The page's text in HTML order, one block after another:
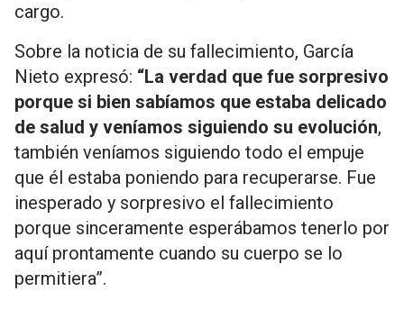
cargo.
Sobre la noticia de su fallecimiento, García
Nieto expresó: “La verdad que fue sorpresivo
porque si bien sabíamos que estaba delicado
de salud y veníamos siguiendo su evolución,
también veníamos siguiendo todo el empuje
que él estaba poniendo para recuperarse. Fue
inesperado y sorpresivo el fallecimiento
porque sinceramente esperábamos tenerlo por
aquí prontamente cuando su cuerpo se lo
permitiera”.